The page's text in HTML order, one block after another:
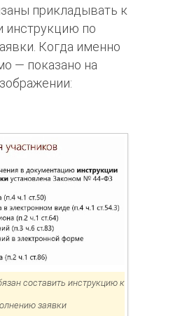
прикладывать к
инструкцию по
Когда именно
— показано на
составить инструкцию к
заявки